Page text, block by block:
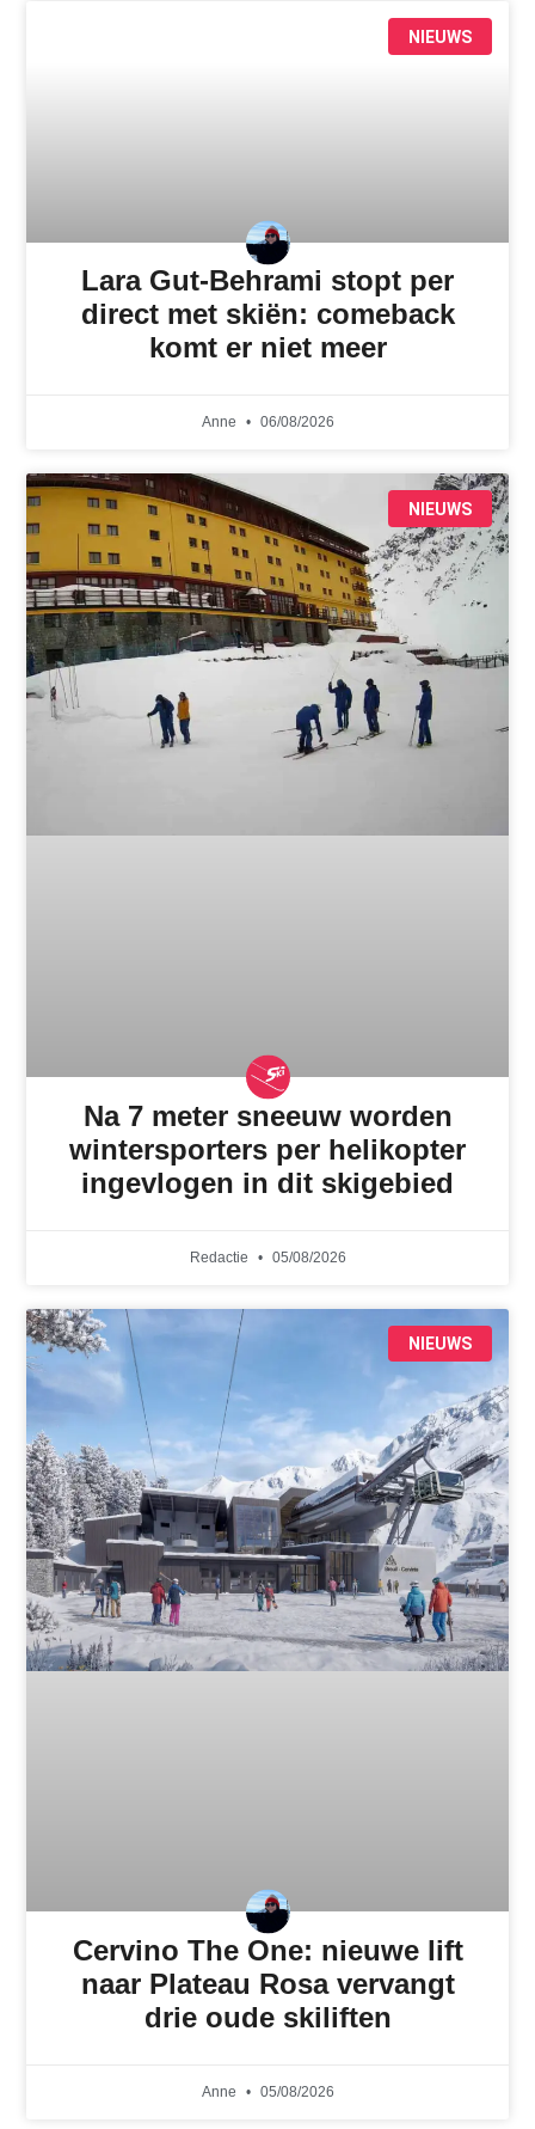
NIEUWS
Lara Gut-Behrami stopt per
direct met skiën: comeback
komt er niet meer
Anne 06/08/2026
NIEUWS
Na 7 meter sneeuw worden
wintersporters per helikopter
ingevlogen in dit skigebied
Redactie 05/08/2026
NIEUWS
Cervino The One: nieuwe lift
naar Plateau Rosa vervangt
drie oude skiliften
Anne 05/08/2026